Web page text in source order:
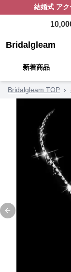
結婚式 ア
Bridalgleam
新着商品
Bridalgleam TOP ›
Previous slide